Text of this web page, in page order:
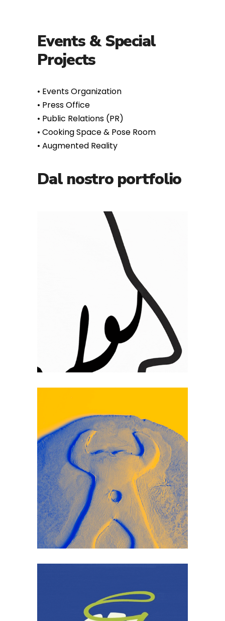
Projects
•⁠ ⁠Events Organization
•⁠ ⁠Public Relations (PR)
•⁠ ⁠Cooking Space & Pose Room
•⁠ ⁠Augmented Reality
Dal nostro
MuCLE Museo
Carlo Levi – Un
pittore molto
noto ma poco
conosciuto
Label DesignPackaging
Photography
Argiva – il
tempio della
mozzarella di
bufala